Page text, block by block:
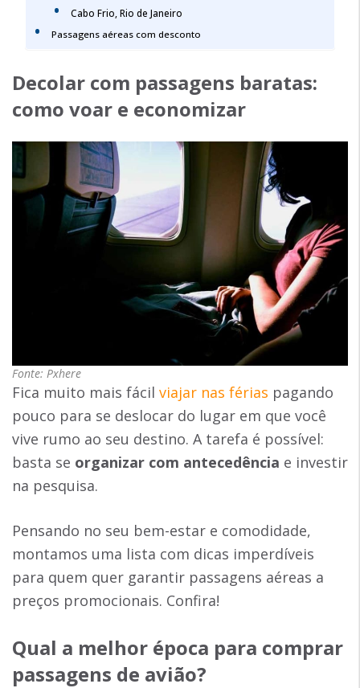
Cabo Frio, Rio de Janeiro
Passagens aéreas com desconto
Decolar com passagens baratas:
como voar e economizar
Fonte: Pxhere
Fica muito mais fácil viajar nas férias pagando
pouco para se deslocar do lugar em que você
vive rumo ao seu destino. A tarefa é possível:
basta se organizar com antecedência e investir
na pesquisa.
Pensando no seu bem-estar e comodidade,
montamos uma lista com dicas imperdíveis
para quem quer garantir passagens aéreas a
preços promocionais. Confira!
Qual a melhor época para comprar
passagens de avião?